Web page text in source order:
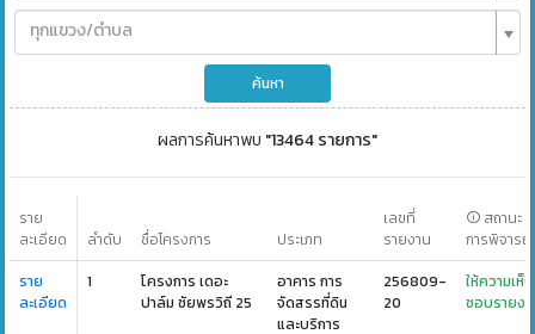
ทุกแขวง/ตำบล
ค้นหา
ผลการค้นหาพบ "13464 รายการ"
ราย
ละเอียด
ลำดับ ชื่อโครงการ ประเภท
เลขที่
รายงาน
สถานะ
การพิจาร
ราย
ละเอียด
1
โครงการ เดอะ
ปาล์ม ชัยพรวิถี 25
อาคาร การ
จัดสรรที่ดิน
และบริการ
256809-
20
ให้ความเห็น
ชอบรายงา